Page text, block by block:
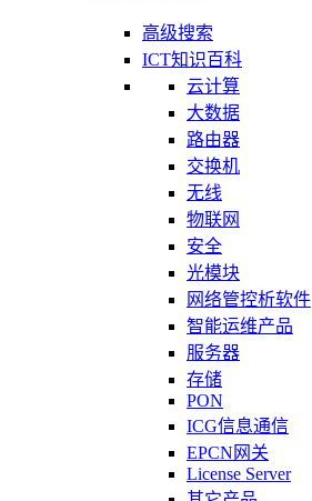
高级搜索
ICT知识百科
云计算
大数据
路由器
交换机
无线
物联网
安全
光模块
网络管控析软件
智能运维产品
服务器
存储
PON
ICG信息通信
EPCN网关
License Server